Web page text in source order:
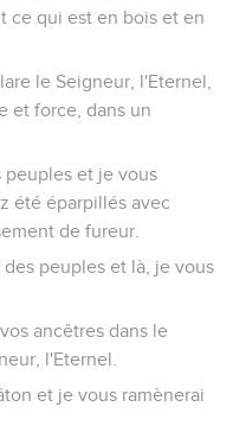
ce qui est en bois et en
le Seigneur, l'Eternel,
et force, dans un
peuples et je vous
été éparpillés avec
de fureur.
peuples et là, je vous
ancêtres dans le
l'Eternel.
et je vous ramènerai